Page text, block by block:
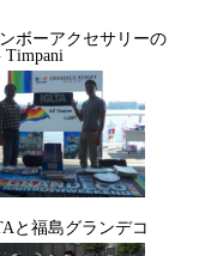
ボーアクセサリーの
Timpani
と福島グランデコ